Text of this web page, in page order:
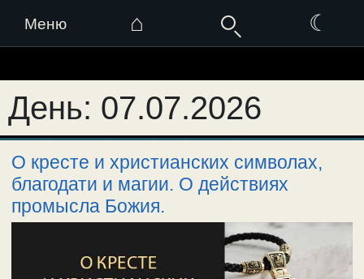
Меню ⌂ ☾
к
содержимому
День: 07.07.2026
О кресте и христианских символах,
благодати и магии. О действиях
промысла Божия.